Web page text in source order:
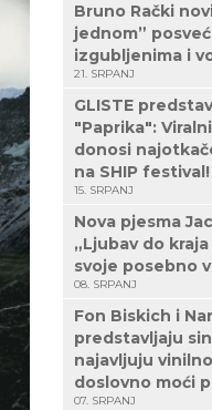
Bruno Rački
jednom”
izgubljenima i
21. SRPANJ
GLISTE
"Paprika":
donosi
na SHIP festival!
15. SRPANJ
Nova pjesma
„Ljubav do
svoje posebno
08. SRPANJ
Fon Biskich i
predstavljaju
najavljuju
doslovno moći
07. SRPANJ